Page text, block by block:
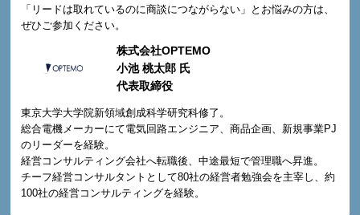
「リードは取れているのに商談につながらない」とお悩みの方は、
ぜひご参加ください。
株式会社OPTEMO
小池 桃太郎 氏
代表取締役
東京大学大学院新領域創成科学研究科修了。
総合電機メーカーにて電気回路エンジニア、商品企画、新規事業PJ
のリーダーを経験。
経営コンサルティング会社へ転職後、中途最短で管理職へ昇進。
チーフ経営コンサルタントとして80社の経営者勉強会を主宰し、約
100社の経営コンサルティングを経験。